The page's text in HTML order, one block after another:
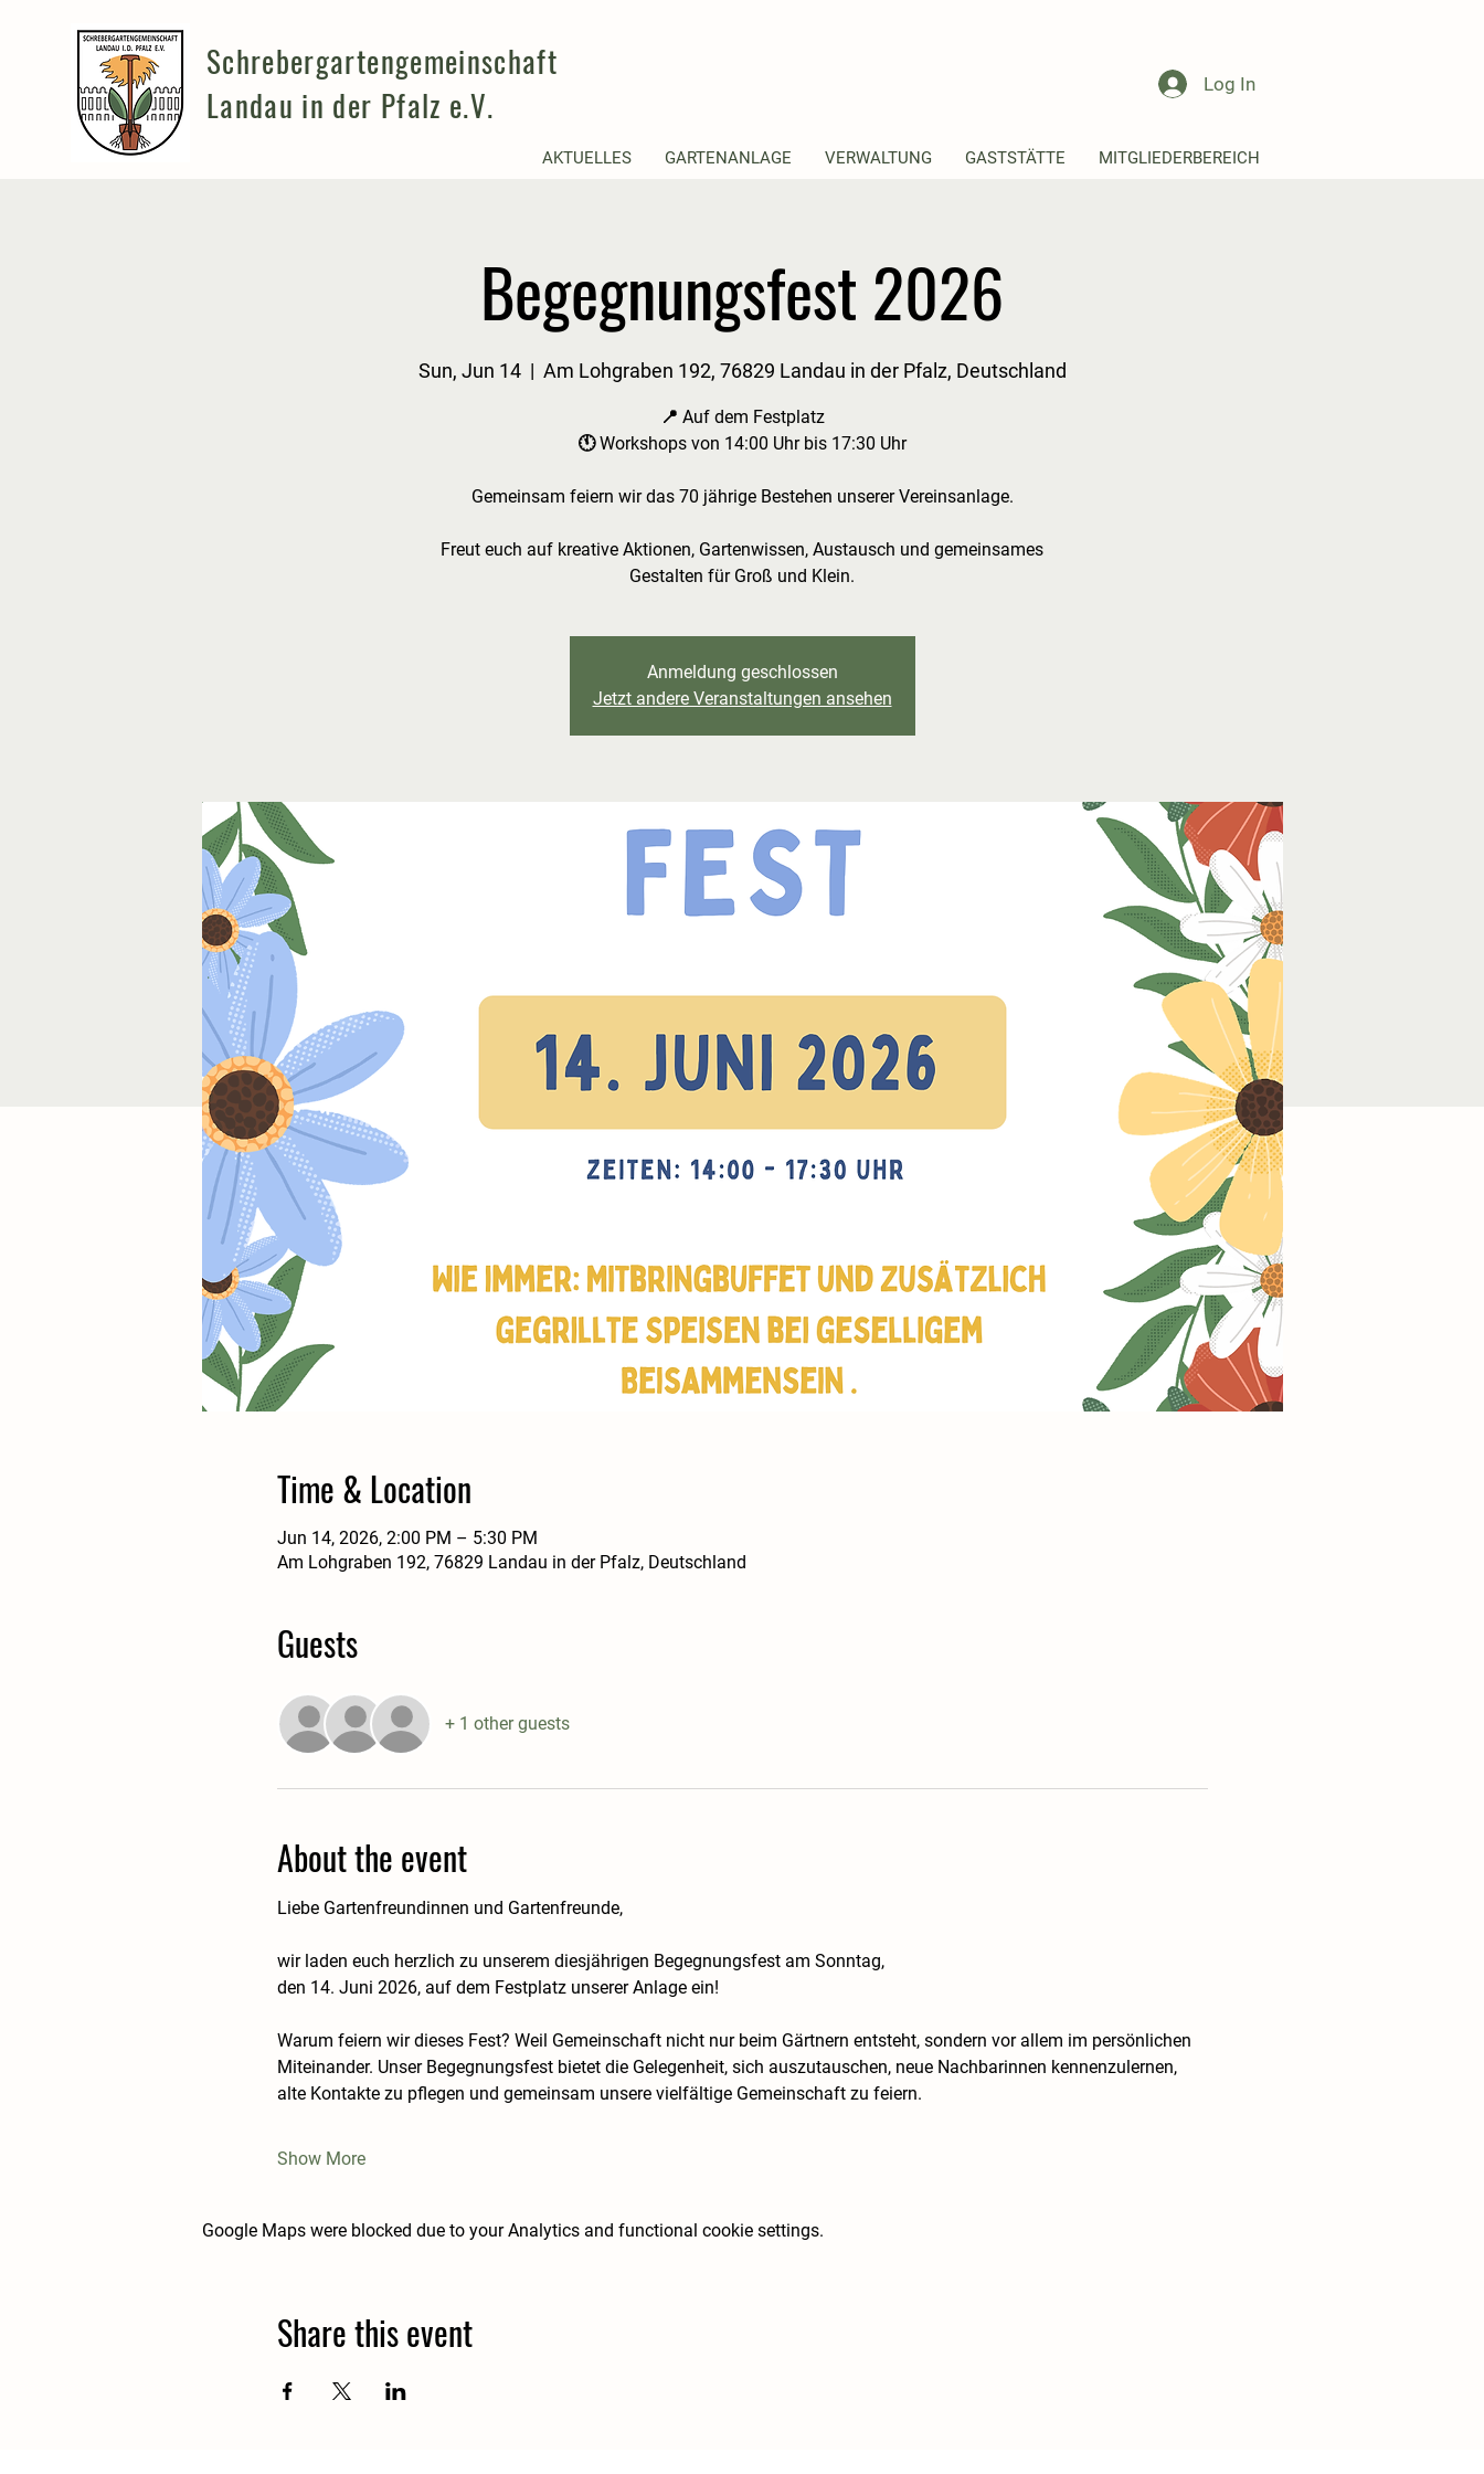
Schrebergartengemeinschaft
Landau in der Pfalz e.V.
Log In
AKTUELLES GARTENANLAGE VERWALTUNG GASTSTÄTTE MITGLIEDERBEREICH
Begegnungsfest 2026
Sun, Jun 14
  |
Am Lohgraben 192, 76829 Landau in der Pfalz, Deutschland
📍 Auf dem Festplatz
🕚 Workshops von 14:00 Uhr bis 17:30 Uhr
Gemeinsam feiern wir das 70 jährige Bestehen unserer Vereinsanlage.
Freut euch auf kreative Aktionen, Gartenwissen, Austausch und gemeinsames
Gestalten für Groß und Klein.
Anmeldung geschlossen
Jetzt andere Veranstaltungen ansehen
Time & Location
Jun 14, 2026, 2:00 PM – 5:30 PM
Am Lohgraben 192, 76829 Landau in der Pfalz, Deutschland
Guests
+ 1 other guests
About the event
Liebe Gartenfreundinnen und Gartenfreunde,
wir laden euch herzlich zu unserem diesjährigen Begegnungsfest am Sonntag,
den 14. Juni 2026, auf dem Festplatz unserer Anlage ein!
Warum feiern wir dieses Fest? Weil Gemeinschaft nicht nur beim Gärtnern entsteht, sondern vor allem im persönlichen
Miteinander. Unser Begegnungsfest bietet die Gelegenheit, sich auszutauschen, neue Nachbarinnen kennenzulernen,
alte Kontakte zu pflegen und gemeinsam unsere vielfältige Gemeinschaft zu feiern.
Show More
Google Maps were blocked due to your Analytics and functional cookie settings.
Share this event